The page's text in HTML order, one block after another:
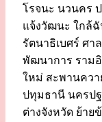
โรจนะ นวนคร
แจ้งวัฒนะ ใกล้
รัตนาธิเบศร์ ศา
พัฒนาการ ราม
ใหม่ สะพานควา
ปทุมธานี นครปฐ
ต่างจังหวัด ย้าย